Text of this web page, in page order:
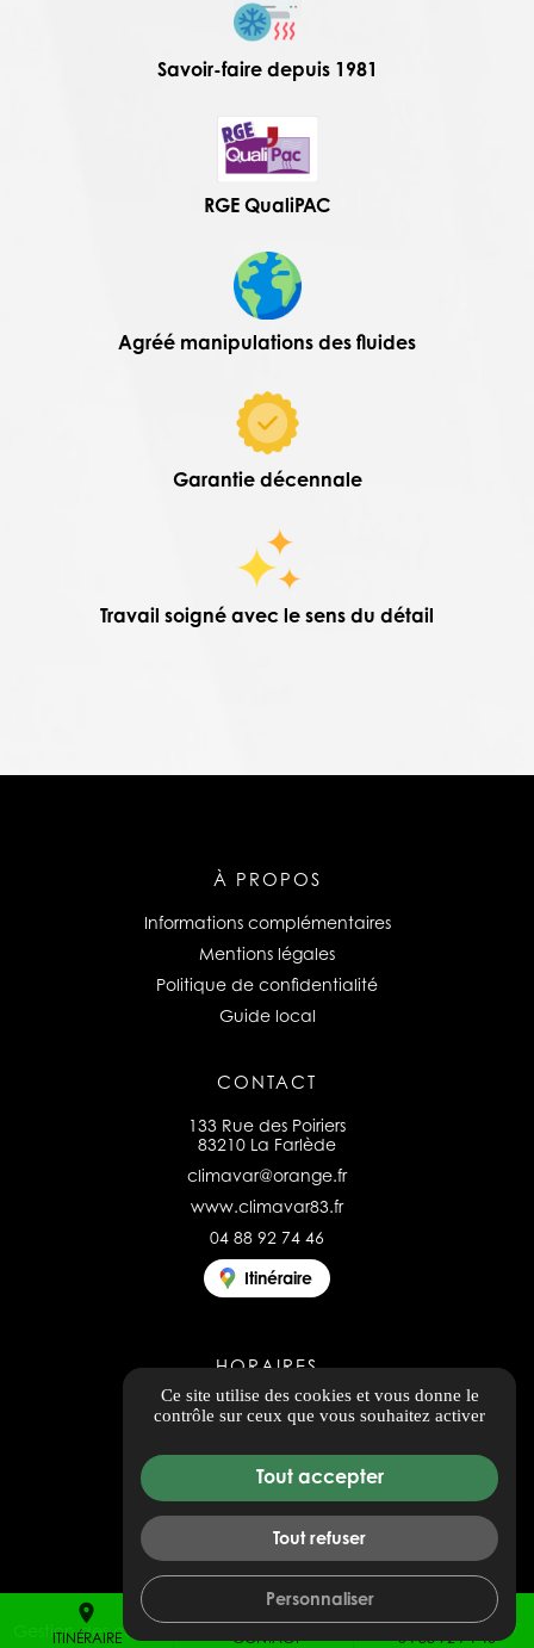
Savoir-faire depuis 1981
RGE QualiPAC
Agréé manipulations des fluides
Garantie décennale
Travail soigné avec le sens du détail
place
ITINÉRAIRE
mail
CONTACT 04 88 92 74 46
À PROPOS
Informations complémentaires
Mentions légales
Politique de confidentialité
Guide local
CONTACT
133 Rue des Poiriers
83210 La Farlède
climavar@orange.fr
www.climavar83.fr
04 88 92 74 46
Itinéraire
HORAIRES
Ouvert du lundi au vendredi
8h00 - 12h00 / 14h00 - 17h00
Tous les avis
Gestion des cookies
Ce site utilise des cookies et vous donne le
contrôle sur ceux que vous souhaitez activer
Tout accepter
Tout refuser
Personnaliser